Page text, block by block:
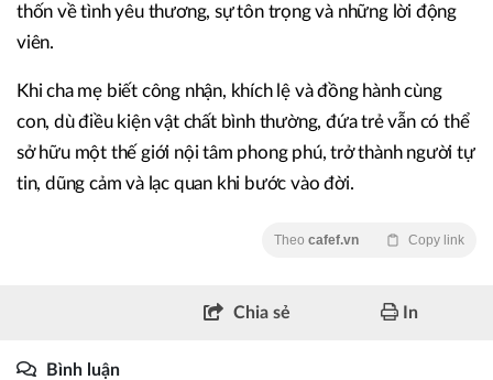
thốn về tình yêu thương, sự tôn trọng và những lời động
viên.
Khi cha mẹ biết công nhận, khích lệ và đồng hành cùng
con, dù điều kiện vật chất bình thường, đứa trẻ vẫn có thể
sở hữu một thế giới nội tâm phong phú, trở thành người tự
tin, dũng cảm và lạc quan khi bước vào đời.
Theo cafef.vn Copy link
Chia sẻ In
Bình luận